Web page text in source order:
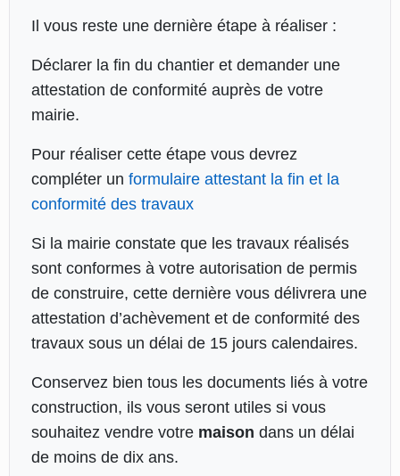
Il vous reste une dernière étape à réaliser :
Déclarer la fin du chantier et demander une
attestation de conformité auprès de votre
mairie.
Pour réaliser cette étape vous devrez
compléter un formulaire attestant la fin et la
conformité des travaux
Si la mairie constate que les travaux réalisés
sont conformes à votre autorisation de permis
de construire, cette dernière vous délivrera une
attestation d’achèvement et de conformité des
travaux sous un délai de 15 jours calendaires.
Conservez bien tous les documents liés à votre
construction, ils vous seront utiles si vous
souhaitez vendre votre maison dans un délai
de moins de dix ans.